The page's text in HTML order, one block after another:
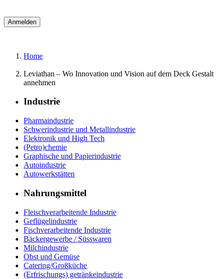
Home
Leviathan – Wo Innovation und Vision auf dem Deck Gestalt
annehmen
Industrie
Pharmaindustrie
Schwerindustrie und Metallindustrie
Elektronik und High Tech
(Petro)chemie
Graphische und Papierindustrie
Autoindustrie
Autowerkstätten
Nahrungsmittel
Fleischverarbeitende Industrie
Geflügelindustrie
Fischverarbeitende Industrie
Bäckergewerbe / Süsswaren
Milchindustrie
Obst und Gemüse
Catering/Großküche
(Erfrischungs) getränkeindustrie